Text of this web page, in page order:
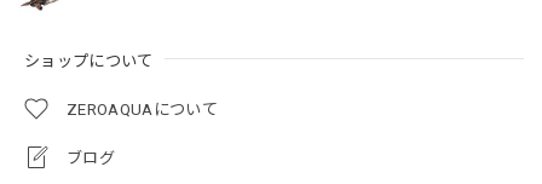
ショップについて
ZEROAQUAについて
ブログ